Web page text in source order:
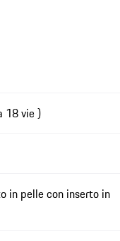
18 vie )
in pelle con inserto in